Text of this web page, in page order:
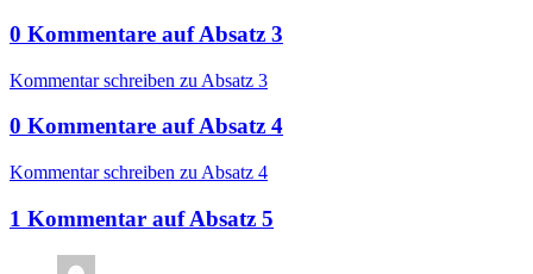
0 Kommentare aufAbsatz 3
Kommentar schreiben zu Absatz 3
0 Kommentare aufAbsatz 4
Kommentar schreiben zu Absatz 4
1 Kommentar aufAbsatz 5